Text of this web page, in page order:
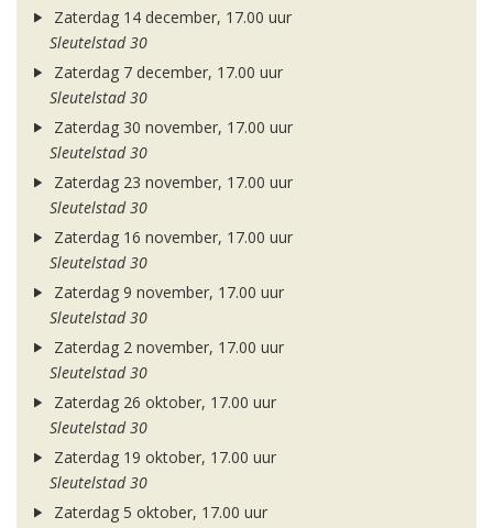
Zaterdag 14 december, 17.00 uur
Sleutelstad 30
Zaterdag 7 december, 17.00 uur
Sleutelstad 30
Zaterdag 30 november, 17.00 uur
Sleutelstad 30
Zaterdag 23 november, 17.00 uur
Sleutelstad 30
Zaterdag 16 november, 17.00 uur
Sleutelstad 30
Zaterdag 9 november, 17.00 uur
Sleutelstad 30
Zaterdag 2 november, 17.00 uur
Sleutelstad 30
Zaterdag 26 oktober, 17.00 uur
Sleutelstad 30
Zaterdag 19 oktober, 17.00 uur
Sleutelstad 30
Zaterdag 5 oktober, 17.00 uur